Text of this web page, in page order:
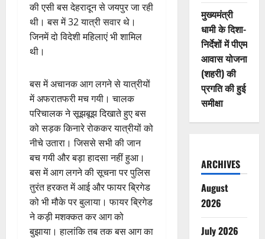
की एसी बस देहरादून से जयपुर जा रही
थी। बस में 32 यात्री सवार थे।
जिनमें दो विदेशी महिलाएं भी शामिल
थी।
बस में अचानक आग लगने से यात्रीयों
में अफरातफरी मच गयी। चालक
परिचालक ने सूझबूझ दिखाते हुए बस
को सड़क किनारे रोककर यात्रीयों को
नीचे उतारा। जिससे सभी की जान
बच गयी और बड़ा हादसा नहीं हुआ।
बस में आग लगने की सूचना पर पुलिस
तुरंत हरकत में आई और फायर ब्रिगेड
को भी मौके पर बुलाया। फायर ब्रिगेड
ने कड़ी मशक्कत कर आग को
बुझाया। हालांकि तब तक बस आग का
मुख्यमंत्री
धामी के दिशा-
निर्देशों में पीएम
आवास योजना
(शहरी) की
प्रगति की हुई
समीक्षा
ARCHIVES
August
2026
July 2026